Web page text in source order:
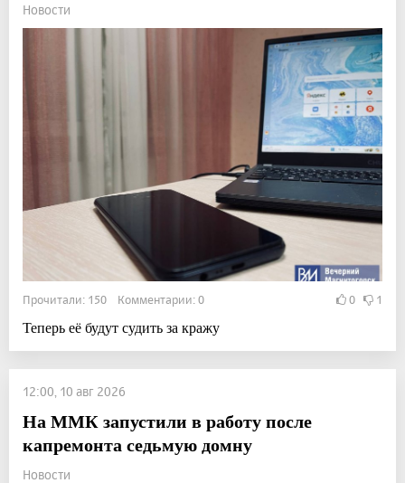
Новости
Прочитали: 150 Комментарии: 0 0 1
Теперь её будут судить за кражу
12:00, 10 авг 2026
На ММК запустили в работу после
капремонта седьмую домну
Новости